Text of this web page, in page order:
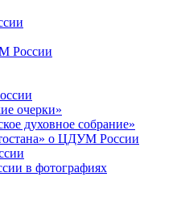
России
очерки»
духовное собрание»
о ЦДУМ России
в фотографиях